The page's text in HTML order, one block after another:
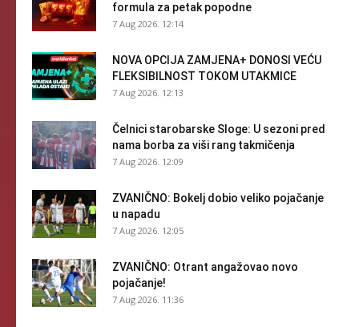
formula za petak popodne
7 Aug 2026. 12:14
NOVA OPCIJA ZAMJENA+ DONOSI VEĆU
FLEKSIBILNOST TOKOM UTAKMICE
7 Aug 2026. 12:13
Čelnici starobarske Sloge: U sezoni pred
nama borba za viši rang takmičenja
7 Aug 2026. 12:09
ZVANIČNO: Bokelj dobio veliko pojačanje
u napadu
7 Aug 2026. 12:05
ZVANIČNO: Otrant angažovao novo
pojačanje!
7 Aug 2026. 11:36